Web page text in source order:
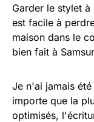
Garder le stylet
est facile à
maison dans le
bien fait à
Je n'ai jamais
importe que la
optimisés,